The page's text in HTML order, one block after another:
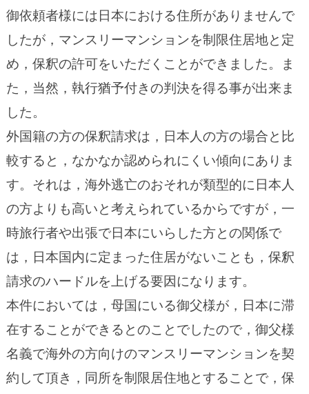
御依頼者様には日本における住所がありませんで
したが，マンスリーマンションを制限住居地と定
め，保釈の許可をいただくことができました。ま
た，当然，執行猶予付きの判決を得る事が出来ま
した。
外国籍の方の保釈請求は，日本人の方の場合と比
較すると，なかなか認められにくい傾向にありま
す。それは，海外逃亡のおそれが類型的に日本人
の方よりも高いと考えられているからですが，一
時旅行者や出張で日本にいらした方との関係で
は，日本国内に定まった住居がないことも，保釈
請求のハードルを上げる要因になります。
本件においては，母国にいる御父様が，日本に滞
在することができるとのことでしたので，御父様
名義で海外の方向けのマンスリーマンションを契
約して頂き，同所を制限居住地とすることで，保